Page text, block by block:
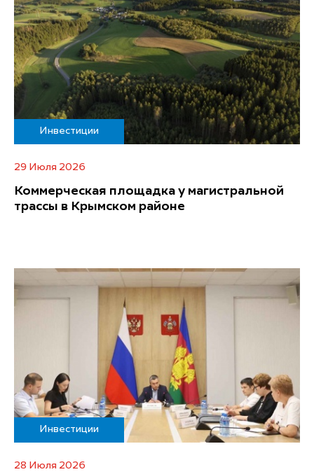
Инвестиции
29 Июля 2026
Коммерческая площадка у магистральной
трассы в Крымском районе
Инвестиции
28 Июля 2026